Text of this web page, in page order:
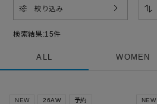
検索結果:15件
絞り込み
ALL WOMEN
NEW 26AW 予約 NEW